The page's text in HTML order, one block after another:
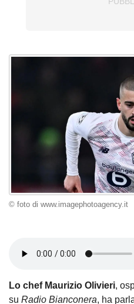
© foto di www.imagephotoagency.it
Lo chef Maurizio Olivieri,
su Radio Bianconera, ha